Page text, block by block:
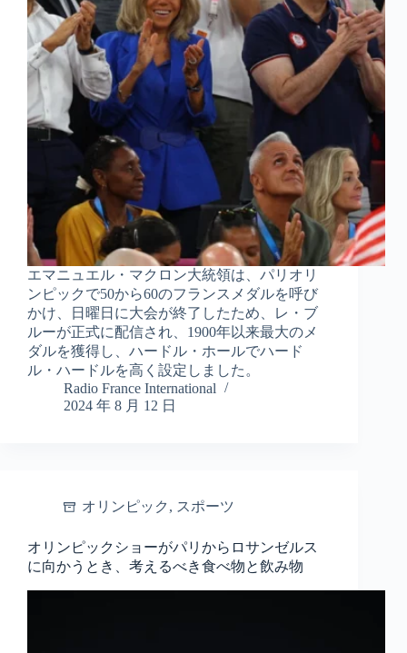
エマニュエル・マクロン大統領は、パリオリ
ンピックで50から60のフランスメダルを呼び
かけ、日曜日に大会が終了したため、レ・ブ
ルーが正式に配信され、1900年以来最大のメ
ダルを獲得し、ハードル・ホールでハード
ル・ハードルを高く設定しました。
Radio France International
2024 年 8 月 12 日
オリンピック , スポーツ
オリンピックショーがパリからロサンゼルス
に向かうとき、考えるべき食べ物と飲み物